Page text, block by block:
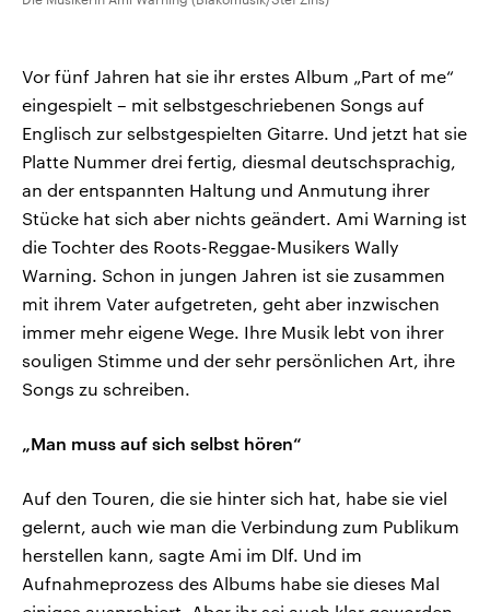
Vor fünf Jahren hat sie ihr erstes Album „Part of me“
eingespielt – mit selbstgeschriebenen Songs auf
Englisch zur selbstgespielten Gitarre. Und jetzt hat sie
Platte Nummer drei fertig, diesmal deutschsprachig,
an der entspannten Haltung und Anmutung ihrer
Stücke hat sich aber nichts geändert. Ami Warning ist
die Tochter des Roots-Reggae-Musikers Wally
Warning. Schon in jungen Jahren ist sie zusammen
mit ihrem Vater aufgetreten, geht aber inzwischen
immer mehr eigene Wege. Ihre Musik lebt von ihrer
souligen Stimme und der sehr persönlichen Art, ihre
Songs zu schreiben.
„Man muss auf sich selbst hören“
Auf den Touren, die sie hinter sich hat, habe sie viel
gelernt, auch wie man die Verbindung zum Publikum
herstellen kann, sagte Ami im Dlf. Und im
Aufnahmeprozess des Albums habe sie dieses Mal